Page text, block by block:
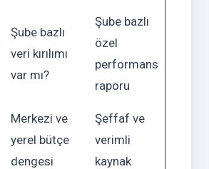
Şube bazlı
veri kırılımı
var mı?
Şube bazlı
özel
performans
raporu
Merkezi ve
yerel bütçe
dengesi
Şeffaf ve
verimli
kaynak